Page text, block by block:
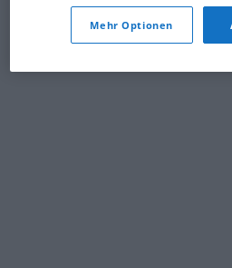
Mehr Optionen